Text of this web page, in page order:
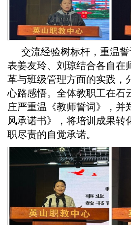
交流经验树标杆，重温
表姜友玲、刘琼结合各自在
革与班级管理方面的实践，
心路感悟。全体教职工在石
庄严重温《教师誓词》，并
风承诺书》，将培训成果转
职尽责的自觉承诺。